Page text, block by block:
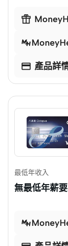

 產品詳
最低年收入
無最低年薪